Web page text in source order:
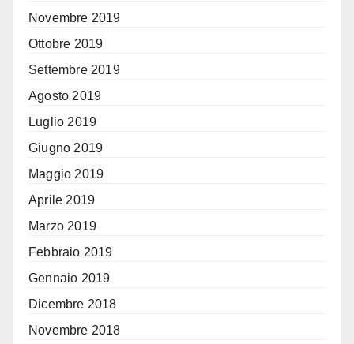
Novembre 2019
Ottobre 2019
Settembre 2019
Agosto 2019
Luglio 2019
Giugno 2019
Maggio 2019
Aprile 2019
Marzo 2019
Febbraio 2019
Gennaio 2019
Dicembre 2018
Novembre 2018